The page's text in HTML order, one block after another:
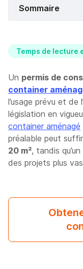
Sommaire
Temps de lecture
Un permis de
container
l’usage prévu et de
législation en
container aménagé
préalable peut
20 m², tandis
des projets plus